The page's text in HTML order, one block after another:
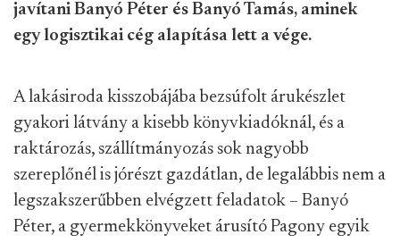
javítani Banyó Péter és Banyó Tamás, aminek
egy logisztikai cég alapítása lett a vége.
A lakásiroda kisszobájába bezsúfolt árukészlet
gyakori látvány a kisebb könyvkiadóknál, és a
raktározás, szállítmányozás sok nagyobb
szereplőnél is jórészt gazdátlan, de legalábbis nem a
legszakszerűbben elvégzett feladatok – Banyó
Péter, a gyermekkönyveket árusító Pagony egyik